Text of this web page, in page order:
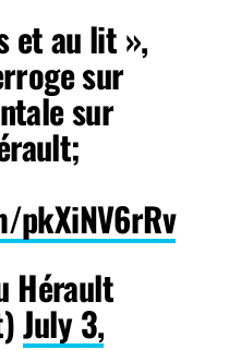
et au lit »,
sur
sur
pkXiNV6rRv
Hérault
July 3,